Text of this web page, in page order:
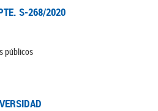
S-268/2020
públicos